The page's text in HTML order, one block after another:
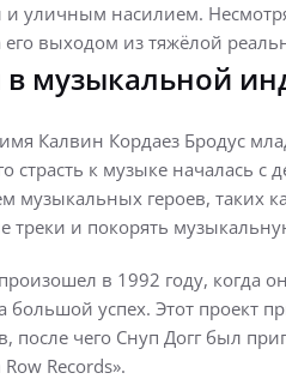
уличным насилием.
его выходом из тяжёлой
музыкальной
Калвин Кордаез Бродус
страсть к музыке началась с
музыкальных героев, таких
треки и покорять
в 1992 году, когда
большой успех. Этот проект
после чего Снуп Догг был
Records».